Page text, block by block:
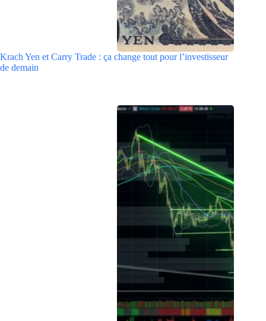
Krach Yen et Carry Trade : ça change tout pour l’investisseur
de demain